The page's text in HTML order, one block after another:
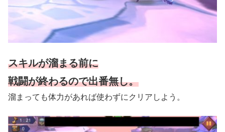
スキルが溜まる前に
戦闘が終わるので出番無し。
溜まっても体力があれば使わずにクリアしよう。